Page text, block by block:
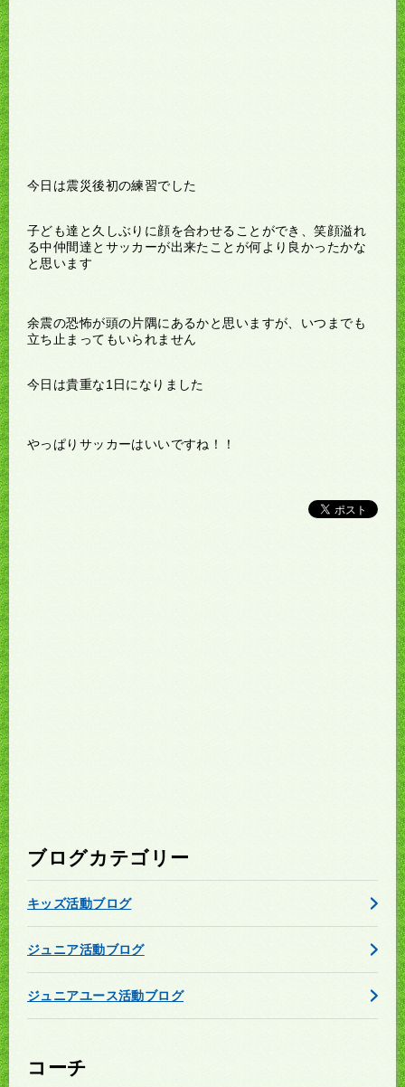
今日は震災後初の練習でした
子ども達と久しぶりに顔を合わせることができ、笑顔溢れ
る中仲間達とサッカーが出来たことが何より良かったかな
と思います
余震の恐怖が頭の片隅にあるかと思いますが、いつまでも
立ち止まってもいられません
今日は貴重な1日になりました
やっぱりサッカーはいいですね！！
ブログカテゴリー
キッズ活動ブログ
ジュニア活動ブログ
ジュニアユース活動ブログ
コーチ